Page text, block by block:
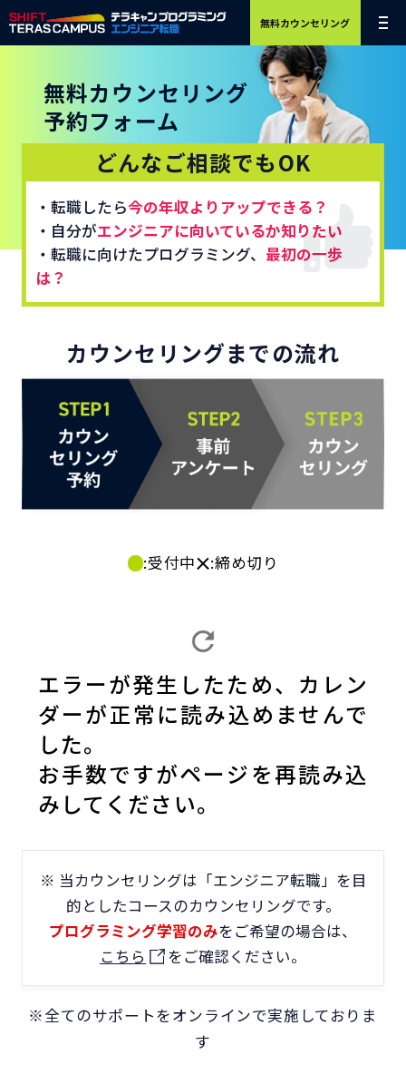
無料カウンセリング
無料カウンセリング
予約フォーム
どんなご相談でもOK
・転職したら今の年収よりアップできる？
・自分がエンジニアに向いているか知りたい
・転職に向けたプログラミング、 最初の一歩
は？
カウンセリングまでの流れ
:受付中 :締め切り
エラーが発生したため、カレン
ダーが正常に読み込めませんで
した。
お手数ですがページを再読み込
みしてください。
※ 当カウンセリングは「エンジニア転職」を目
的としたコースのカウンセリングです。
プログラミング学習のみをご希望の場合は、
こちら
をご確認ください。
※全てのサポートをオンラインで実施しておりま
す